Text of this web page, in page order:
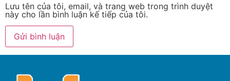
Lưu tên của tôi, email, và trang web trong trình duyệt
này cho lần bình luận kế tiếp của tôi.